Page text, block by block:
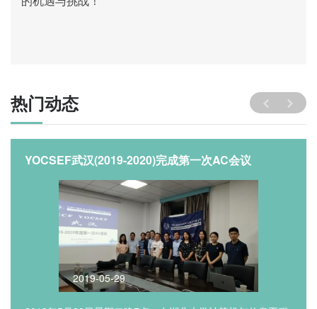
热门动态
YOCSEF武汉(2019-2020)完成第一次AC会议
2019-05-29